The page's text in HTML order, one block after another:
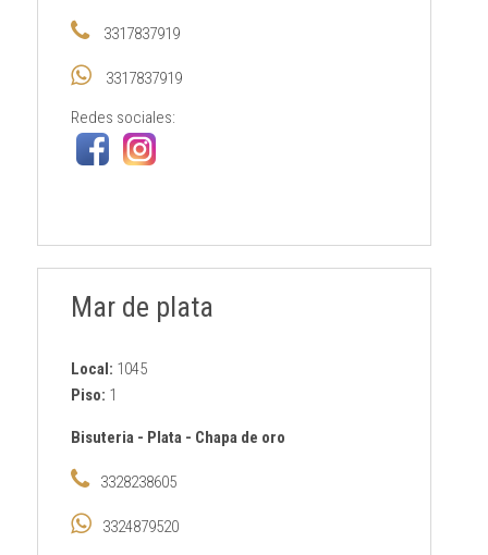
3317837919
3317837919
Redes sociales:
Mar de plata
Local: 1045
Piso: 1
Bisuteria- Plata- Chapa de oro
3328238605
3324879520